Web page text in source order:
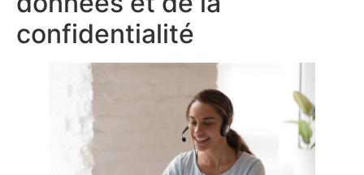
confidentialité